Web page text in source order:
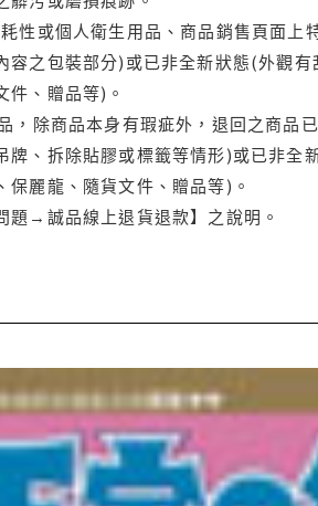
性或個人衛生用品、商品銷售頁面
容之包裝部分)或已非全新狀態(外觀
件、贈品等)。
，除商品本身有瑕疵外，退回之商
牌、拆除貼膠或標籤等情形)或已非
麗龍、隨貨文件、贈品等)。
→誠品線上退貨退款】之說明。